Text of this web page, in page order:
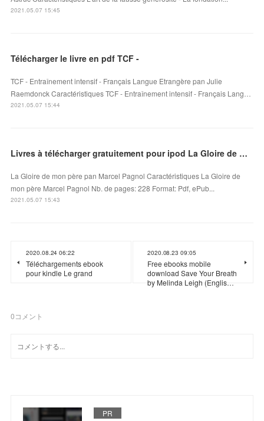
2021.05.07 15:45
Télécharger le livre en pdf TCF -
TCF - Entraînement intensif - Français Langue Etrangère pan Julie
Raemdonck Caractéristiques TCF - Entraînement intensif - Français Lang…
2021.05.07 15:44
Livres à télécharger gratuitement pour ipod La Gloire de mon père 9782877069007
La Gloire de mon père pan Marcel Pagnol Caractéristiques La Gloire de
mon père Marcel Pagnol Nb. de pages: 228 Format: Pdf, ePub...
2021.05.07 15:43
2020.08.24 06:22
Téléchargements ebook
pour kindle Le grand
2020.08.23 09:05
Free ebooks mobile
download Save Your Breath
by Melinda Leigh (Englis…
0コメント
PR